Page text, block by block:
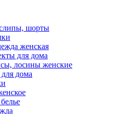
шорты
женская
для дома
лосины женские
дома